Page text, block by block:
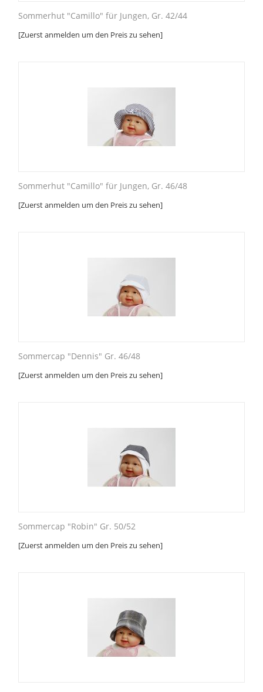
Sommerhut "Camillo" für Jungen, Gr. 42/44
[Zuerst anmelden um den Preis zu sehen]
Sommerhut "Camillo" für Jungen, Gr. 46/48
[Zuerst anmelden um den Preis zu sehen]
Sommercap "Dennis" Gr. 46/48
[Zuerst anmelden um den Preis zu sehen]
Sommercap "Robin" Gr. 50/52
[Zuerst anmelden um den Preis zu sehen]